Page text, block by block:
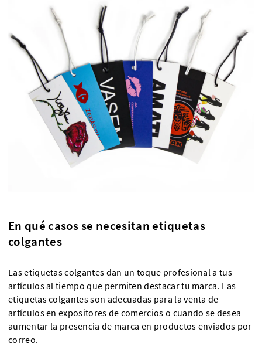
En qué casos se necesitan etiquetas
colgantes
Las etiquetas colgantes dan un toque profesional a tus
artículos al tiempo que permiten destacar tu marca. Las
etiquetas colgantes son adecuadas para la venta de
artículos en expositores de comercios o cuando se desea
aumentar la presencia de marca en productos enviados por
correo.